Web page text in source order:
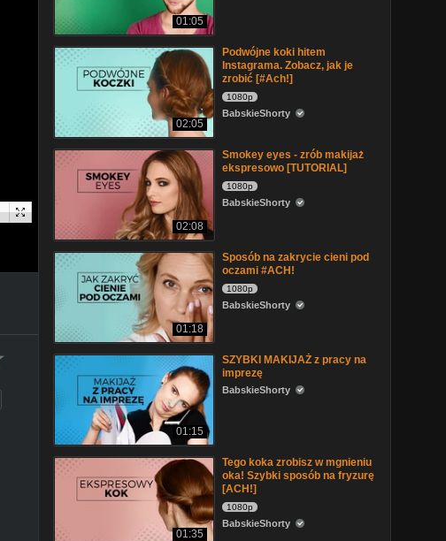
01:05
02:05
Podwójne koki hitem
Instagrama. Zobacz, jak je
zrobić [#Ach!]
1080p
BabskieShorty
02:08
Smokey eyes - zrób makijaż
ekspresowo [TUTORIAL]
1080p
BabskieShorty
01:18
Sposób na zakrycie cieni pod
oczami #ACH!
1080p
BabskieShorty
01:15
SZYBKI MAKIJAŻ z pracy na
imprezę
BabskieShorty
01:35
Tego koka zrobisz w mgnieniu
oka! Szybki sposób na fryzurę
[ACH!]
1080p
BabskieShorty